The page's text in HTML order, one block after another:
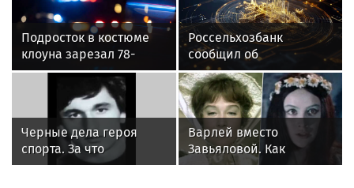
Подросток в костюме
клоуна зарезал 78-
летнего мужчину в США
Россельхозбанк
сообщил об
увеличении продаж
арбузов среди русских
Черные дела героя
спорта. За что
расстреляли звезду
Варлей вместо
Завьяловой. Как
актеров неожиданно